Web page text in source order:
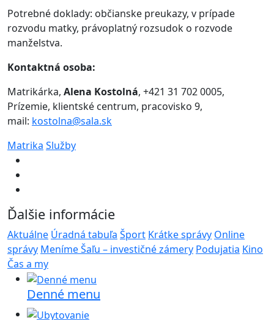
Potrebné doklady: občianske preukazy, v prípade
rozvodu matky, právoplatný rozsudok o rozvode
manželstva.
Kontaktná osoba:
Matrikárka, Alena Kostolná, +421 31 702 0005,
Prízemie, klientské centrum, pracovisko 9,
mail: kostolna@sala.sk
Matrika Služby
Ďalšie informácie
Aktuálne Úradná tabuľa Šport Krátke správy Online
správy Meníme Šaľu – investičné zámery Podujatia Kino
Čas a my
Denné menu